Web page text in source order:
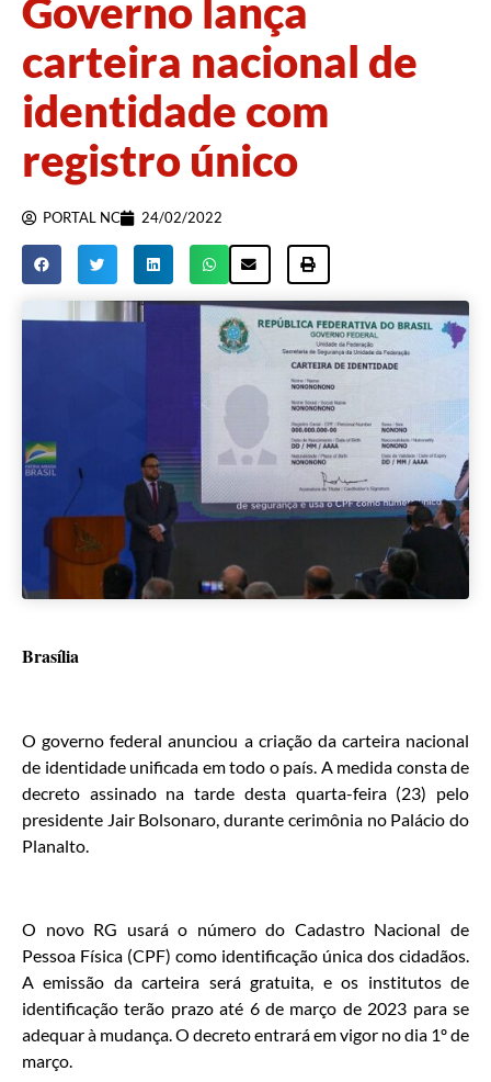
Governo lança
carteira nacional de
identidade com
registro único
PORTAL NC 24/02/2022
Brasília
O governo federal anunciou a criação da carteira nacional
de identidade unificada em todo o país. A medida consta de
decreto assinado na tarde desta quarta-feira (23) pelo
presidente Jair Bolsonaro, durante cerimônia no Palácio do
Planalto.
O novo RG usará o número do Cadastro Nacional de
Pessoa Física (CPF) como identificação única dos cidadãos.
A emissão da carteira será gratuita, e os institutos de
identificação terão prazo até 6 de março de 2023 para se
adequar à mudança. O decreto entrará em vigor no dia 1º de
março.